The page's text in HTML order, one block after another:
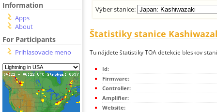
Information
Apps
About
For Participants
Prihlasovacie meno
Výber stanice:
Štatistiky stanice
Tu nájdete štatistiky TOA detekcie bleskov
Id:
Firmware:
Controller:
Amplifier:
Website: